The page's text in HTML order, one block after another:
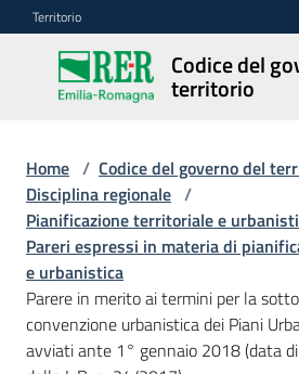
Vai al contenuto
Vai alla navigazione
Vai al footer
Territorio
Codice del
territorio
Codice
del
del
territorio
Modulistica
edilizia
C
Home / Codice del governo del
Disciplina regionale /
Pianificazione territoriale e
Pareri espressi in materia di
e urbanistica
Parere in merito ai termini per la
convenzione urbanistica dei Piani
avviati ante 1° gennaio 2018 (data